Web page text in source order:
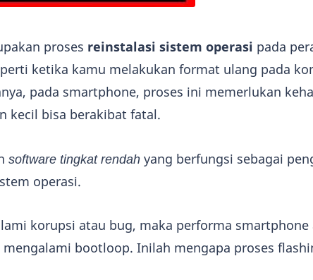
proses reinstalasi sistem operasi pada
ketika kamu melakukan format ulang pada
pada smartphone, proses ini memerlukan
kecil bisa berakibat fatal.
software tingkat rendah yang berfungsi sebagai
operasi.
korupsi atau bug, maka performa smartphone
bootloop. Inilah mengapa proses